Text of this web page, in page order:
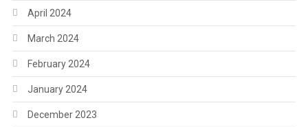
April 2024
March 2024
February 2024
January 2024
December 2023